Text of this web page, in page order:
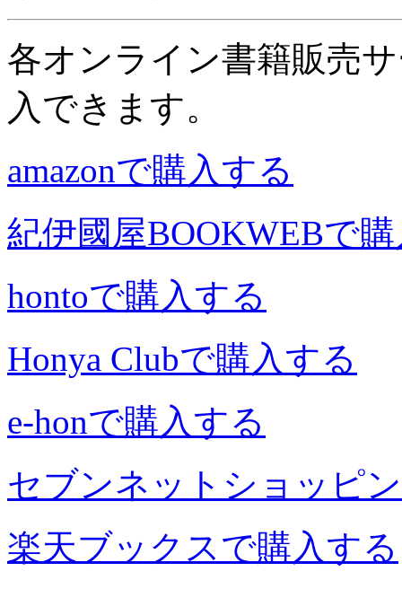
各オンライン書籍販売
入できます。
amazonで購入する
紀伊國屋BOOKWEBで
hontoで購入する
Honya Clubで購入する
e-honで購入する
セブンネットショッピ
楽天ブックスで購入する